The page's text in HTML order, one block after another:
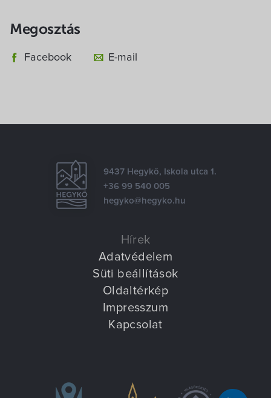
Megosztás
Facebook E-mail
9437 Hegykő, Iskola utca 1.
+36 99 540 005
hegyko@hegyko.hu
Hírek
Adatvédelem
Süti beállítások
Oldaltérkép
Impresszum
Kapcsolat